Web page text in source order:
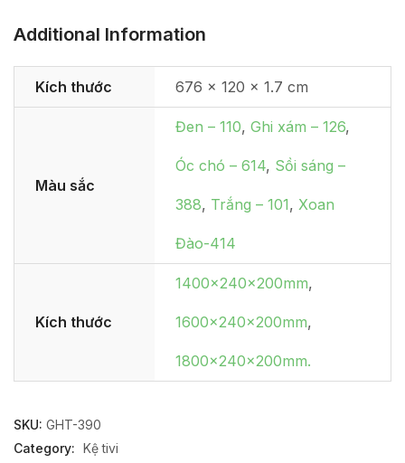
Additional Information
Kích thước 676 × 120 × 1.7 cm
Màu sắc
Đen – 110, Ghi xám – 126,
Óc chó – 614, Sồi sáng –
388, Trắng – 101, Xoan
Đào-414
Kích thước
1400x240x200mm,
1600x240x200mm,
1800x240x200mm.
SKU: GHT-390
Category: Kệ tivi